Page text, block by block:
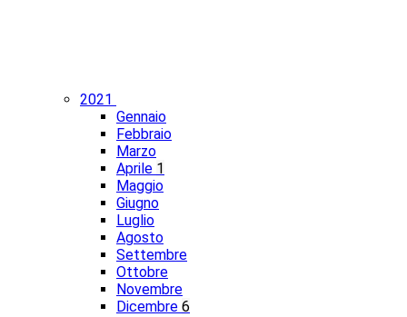
2021
Gennaio
Febbraio
Marzo
Aprile 1
Maggio
Giugno
Luglio
Agosto
Settembre
Ottobre
Novembre
Dicembre 6